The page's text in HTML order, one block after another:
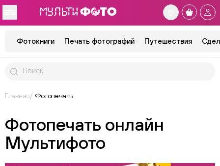
Фотокниги Печать фотографий Путешествия
Главная Фотопечать
Фотопечать онлайн
Мультифото